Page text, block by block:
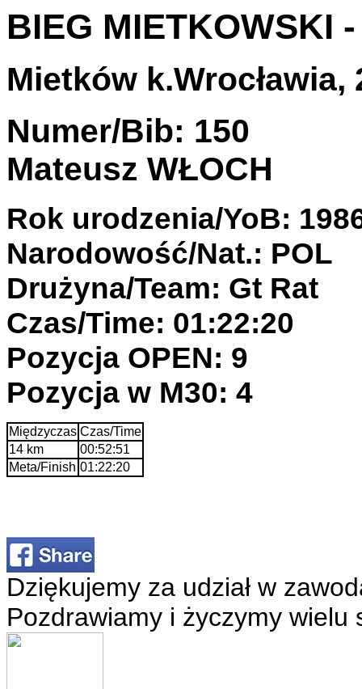
BIEG MIETKOWSKI
Mietków k.Wrocławia,
Numer/Bib: 150
Mateusz WŁOCH
Rok urodzenia/YoB:
Narodowość/Nat.: POL
Drużyna/Team: Gt Rat
Czas/Time: 01:22:20
Pozycja OPEN: 9
Pozycja w M30: 4
Międzyczas Czas/Time
14 km
00:52:51
Meta/Finish 01:22:20
Dziękujemy za udział w
Pozdrawiamy i życzymy wielu